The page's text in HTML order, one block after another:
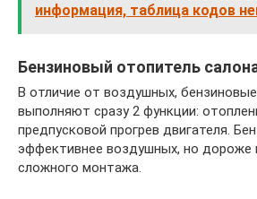
информация, таблица кодов
Бензиновый отопитель
В отличие от воздушных,
выполняют сразу 2 функции:
предпусковой прогрев двигателя.
эффективнее воздушных, но дороже
сложного монтажа.